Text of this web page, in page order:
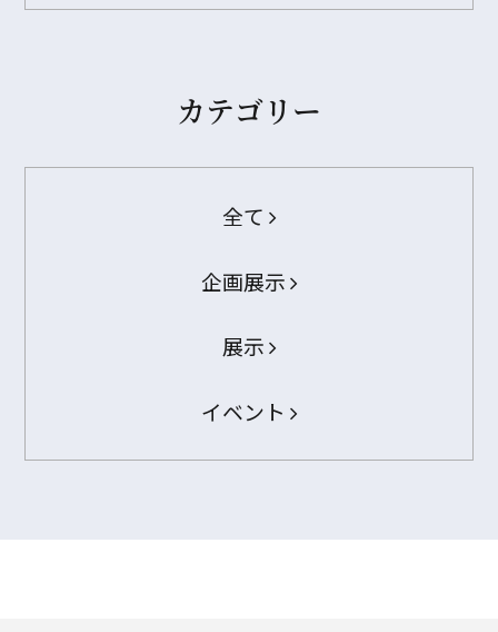
カテゴリー
全て
企画展示
展示
イベント